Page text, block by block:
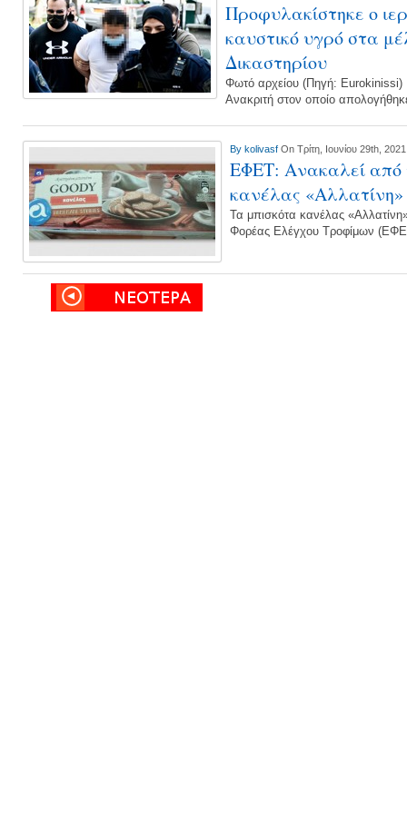
Προφυλακίστηκε ο
καυστικό υγρό στα
Δικαστηρίου
Φωτό αρχείου (Πηγή: Eurokinissi)
Ανακριτή στον οποίο
By kolivasf On Τρίτη, Ιουνίου 29th, 2021
ΕΦΕΤ: Ανακαλεί από
κανέλας «Αλλατίνη»
Τα μπισκότα κανέλας
Φορέας Ελέγχου Τροφίμων